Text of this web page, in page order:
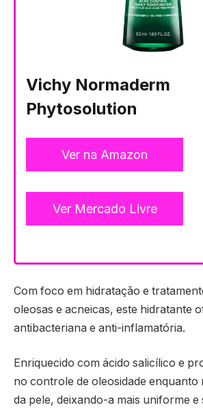
Vichy Normaderm
Phytosolution
Ver na Amazon
Ver Mercado Livre
Com foco em hidratação e
oleosas e acneicas, este hidratante
antibacteriana e anti-inflamatória.
Enriquecido com ácido salicílico e
no controle de oleosidade enquanto
da pele, deixando-a mais uniforme e